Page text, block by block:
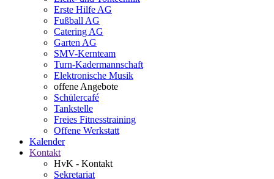
Erste Hilfe AG
Fußball AG
Catering AG
Garten AG
SMV-Kernteam
Turn-Kadermannschaft
Elektronische Musik
offene Angebote
Schülercafé
Tankstelle
Freies Fitnesstraining
Offene Werkstatt
Kalender
Kontakt
HvK - Kontakt
Sekretariat